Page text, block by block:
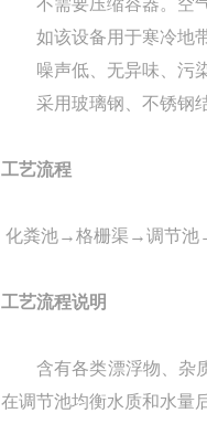
不需要压缩容器。空气
如该设备用于寒冷地带,
噪声低、无异味、污染
采用玻璃钢、不锈钢结
工艺流程
化粪池→格栅渠 →调节池
工艺流程说明
含有各类漂浮物、杂
在调节池均衡水质和水量